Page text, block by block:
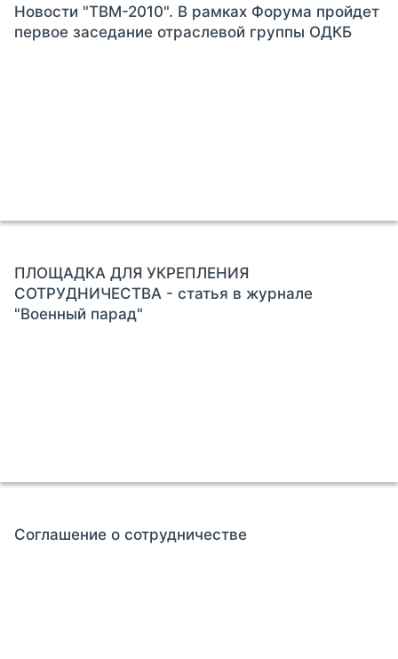
Новости "ТВМ-2010". В рамках Форума пройдет
первое заседание отраслевой группы ОДКБ
ПЛОЩАДКА ДЛЯ УКРЕПЛЕНИЯ
СОТРУДНИЧЕСТВА - статья в журнале
"Военный парад"
Соглашение о сотрудничестве